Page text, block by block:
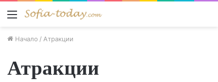
Меню
Начало / Атракции
Атракции